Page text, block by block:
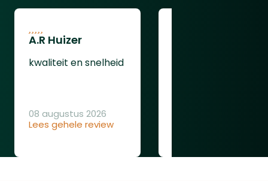
schoten. Deze flashloader is compatibel
met .50 kaliber munitie, waaronder
rubberen, stalen en polymeer ballen, en
is ontworpen voor snelle en efficiënte
VESTA Shoulder Back een uitstekende
toevoeging. Deze schoudersteun kan
geschoven, waardoor u een stevigere
A.R Huizer
kwaliteit en snelheid
Lees gehele review
08 augustus 2026